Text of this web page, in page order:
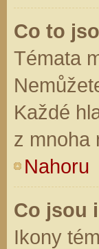
Co to
Témata
Každé
z mnoha
Nahoru
Co jsou
Ikony